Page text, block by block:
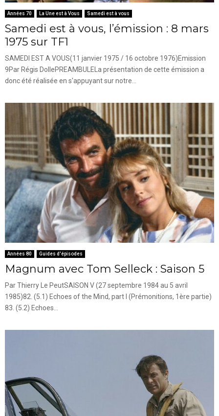
Années 70 La Une est à Vous Samedi est à vous
Samedi est à vous, l’émission : 8 mars
1975 sur TF1
SAMEDI EST A VOUS(11 janvier 1975 / 16 octobre 1976)Emission
9Par Régis DollePREAMBULELa présentation de cette émission a
donc été réalisée en s'appuyant sur notre...
Années 80 Guides d'épisodes
Magnum avec Tom Selleck : Saison 5
Par Thierry Le PeutSAISON V (27 septembre 1984 au 5 avril
1985)82. (5.1) Echoes of the Mind, part I (Prémonitions, 1ère partie)
83. (5.2) Echoes...